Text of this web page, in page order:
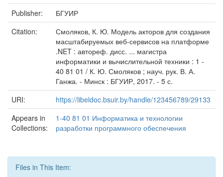
Publisher:
БГУИР
Citation:
Смоляков, К. Ю. Модель акторов для создания
масштабируемых веб-сервисов на платформе
.NET : автореф. дисс. ... магистра
информатики и вычислительной техники : 1 -
40 81 01 / К. Ю. Смоляков ; науч. рук. В. А.
Ганжа. - Минск : БГУИР, 2017. - 5 с.
URI:
https://libeldoc.bsuir.by/handle/123456789/29133
Appears in
Collections:
1-40 81 01 Информатика и технологии
разработки программного обеспечения
Files in This Item: